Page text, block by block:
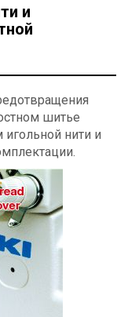
и
шитье
нити и